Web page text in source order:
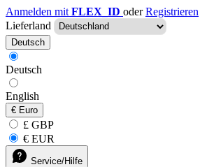
Anmelden mit FLEX_ID oder Registrieren
Lieferland
Deutsch
Deutsch
English
€ Euro
£ GBP
€ EUR
Service/Hilfe